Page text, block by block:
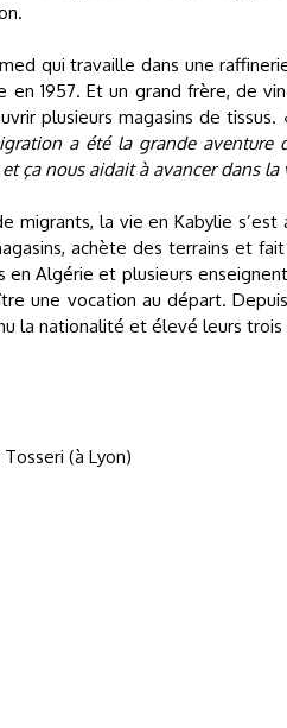
qui travaille dans une
en 1957. Et un grand frère, de
plusieurs magasins de tissus.
a été la grande aventure
ça nous aidait à avancer dans la
migrants, la vie en Kabylie
achète des terrains et
Algérie et plusieurs
une vocation au départ.
la nationalité et élevé leurs trois
(à Lyon)